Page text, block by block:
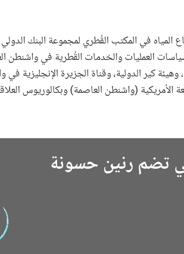
في المكتب القُطري لمجموعة البنك
للعمل بوحدة سياسات العمليات والخدمات القُطرية في
كير الدولية، وقناة الجزيرة
الأمريكية (واشنطن العاصمة) وبكالوريوس
تضم رنين حسونة